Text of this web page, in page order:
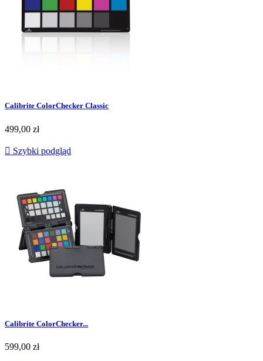
Calibrite ColorChecker Classic
499,00 zł
 Szybki podgląd
Calibrite ColorChecker...
599,00 zł